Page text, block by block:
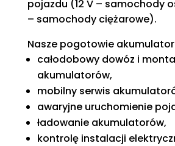
pojazdu (12 V – samochody
– samochody ciężarowe).
Nasze pogotowie
całodobowy dowóz i
akumulatorów,
mobilny serwis
awaryjne uruchomienie
ładowanie akumulatorów,
kontrolę instalacji